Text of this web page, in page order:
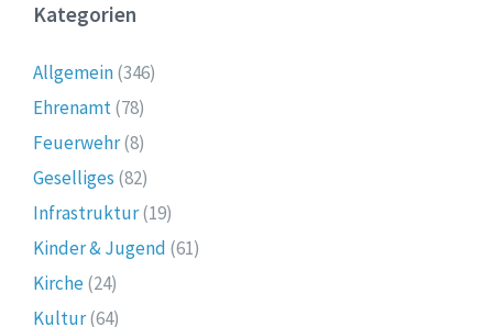
Kategorien
Allgemein(346)
Ehrenamt(78)
Feuerwehr(8)
Geselliges (82)
Infrastruktur(19)
Kinder & Jugend (61)
Kirche(24)
Kultur(64)